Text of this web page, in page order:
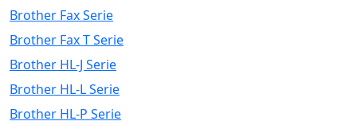
Brother Fax Serie
Brother Fax T Serie
Brother HL-J Serie
Brother HL-L Serie
Brother HL-P Serie